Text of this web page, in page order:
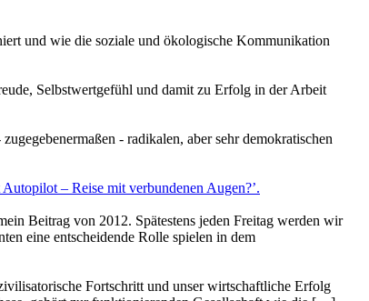
und wie die soziale und ökologische Kommunikation
Selbstwertgefühl und damit zu Erfolg in der Arbeit
- radikalen, aber sehr demokratischen
– Reise mit verbundenen Augen?’.
Beitrag von 2012. Spätestens jeden Freitag werden wir
eine entscheidende Rolle spielen in dem
Fortschritt und unser wirtschaftliche Erfolg